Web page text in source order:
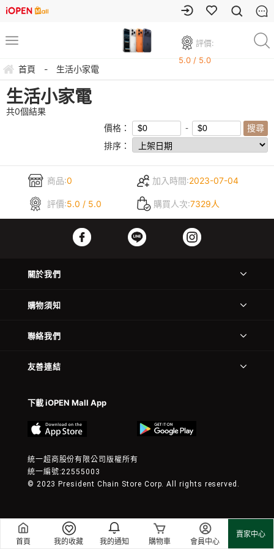
首頁 我的收藏 我的通知 購物車 會員中心
賣家中心
評價:
5.0 / 5.0
首頁 - 生活小家電
生活小家電
共0個結果
價格：
排序：
商品:0 加入時間:2023-07-04
評價:5.0 / 5.0 購買人次:7329人
關於我們
購物須知
聯絡我們
友善連結
下載 iOPEN Mall App
統一超商股份有限公司版權所有
統一編號:22555003
© 2023 President Chain Store Corp. All rights reserved.